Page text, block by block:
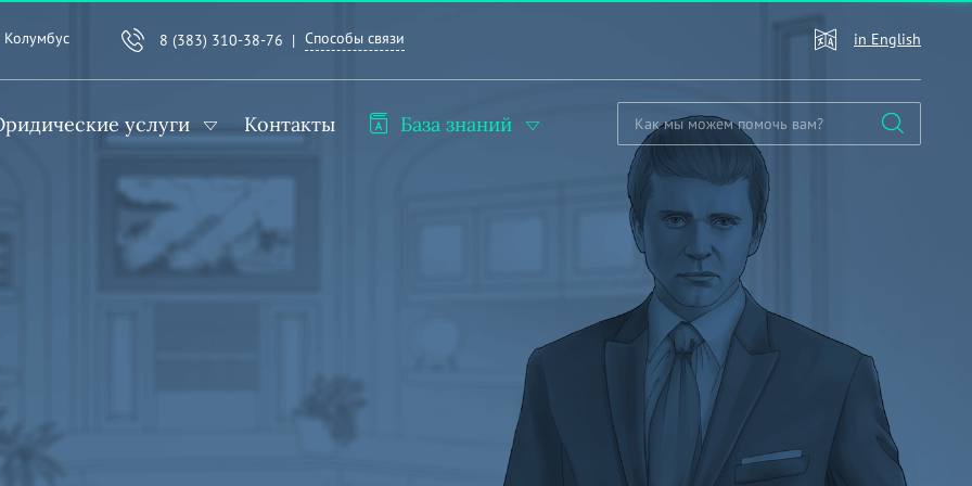
Колумбус 8 (383) 310-38-76 Способы связи in English
услуги Контакты База знаний